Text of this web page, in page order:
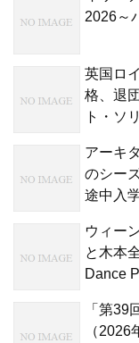
2026～
英国ロ
格、退
ト・ソ
アーキ
のシー
途中入
ウィー
と木本
Dance
「第39
（